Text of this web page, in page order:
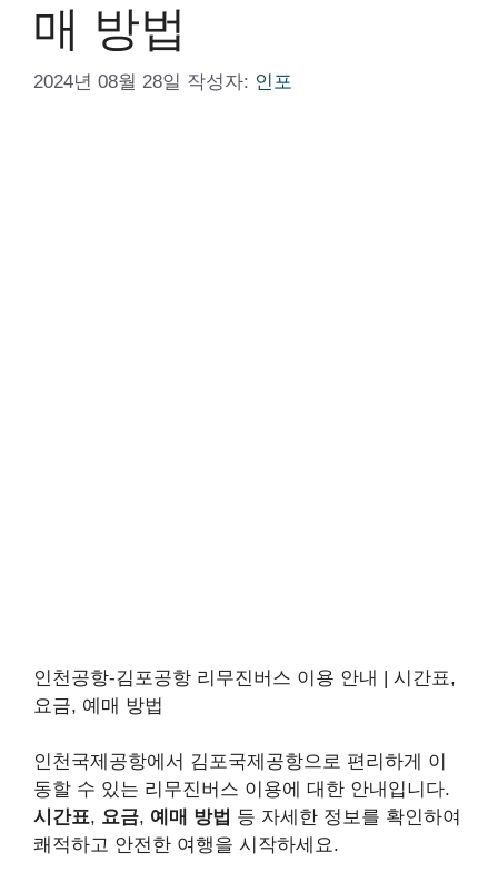
매 방법
2024년 08월 28일 작성자: 인포
인천공항-김포공항 리무진버스 이용 안내 | 시간표,
요금, 예매 방법
인천국제공항에서 김포국제공항으로 편리하게 이
동할 수 있는 리무진버스 이용에 대한 안내입니다.
시간표, 요금, 예매 방법 등 자세한 정보를 확인하여
쾌적하고 안전한 여행을 시작하세요.